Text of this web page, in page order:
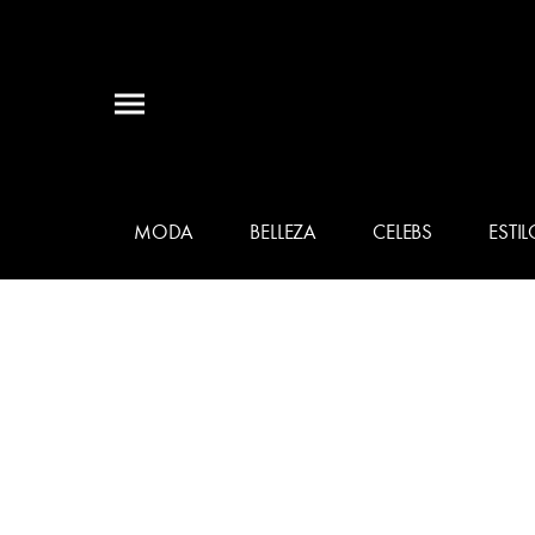
MODA BELLEZA CELEBS